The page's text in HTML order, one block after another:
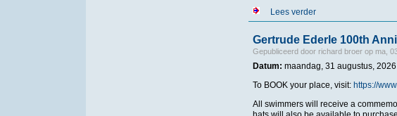
Lees verderover "Pittig, maar
Gertrude Ederle 100th
Gepubliceerd door richard broerop ma,
Datum: maandag, 31 augustus,
To BOOK your place, visit: https://
All swimmers will receive a